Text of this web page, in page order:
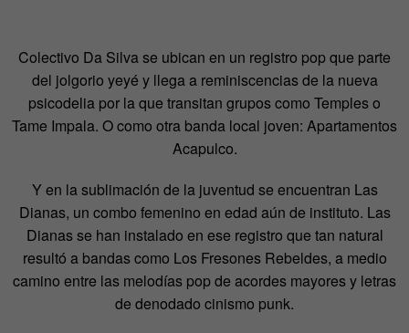
Colectivo Da Silva se ubican en un registro pop que parte
del jolgorio yeyé y llega a reminiscencias de la nueva
psicodelia por la que transitan grupos como Temples o
Tame Impala. O como otra banda local joven: Apartamentos
Acapulco.
Y en la sublimación de la juventud se encuentran Las
Dianas, un combo femenino en edad aún de instituto. Las
Dianas se han instalado en ese registro que tan natural
resultó a bandas como Los Fresones Rebeldes, a medio
camino entre las melodías pop de acordes mayores y letras
de denodado cinismo punk.